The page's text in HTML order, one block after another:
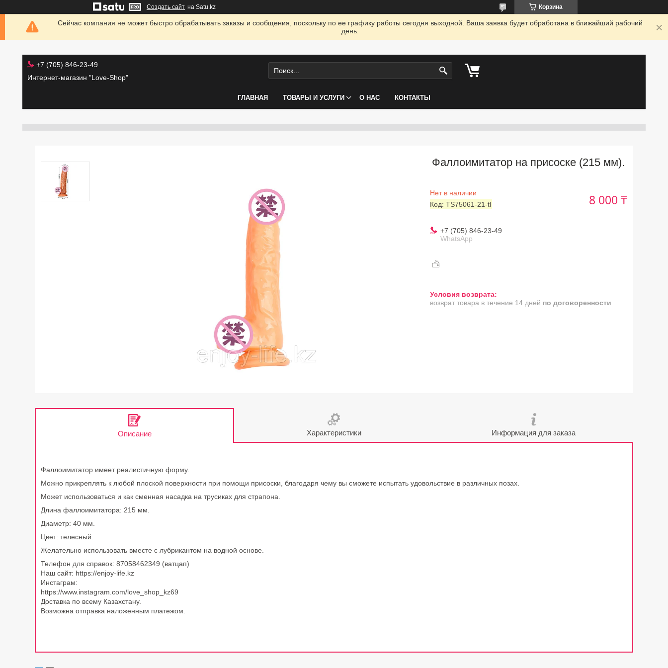
Создать сайт на Satu.kz Корзина
Сейчас компания не может быстро обрабатывать заказы и сообщения, поскольку по ее графику работы сегодня выходной. Ваша заявка будет обработана в ближайший рабочий
день.
+7 (705) 846-23-49
Интернет-магазин "Love-Shop"
ГЛАВНАЯ ТОВАРЫ И УСЛУГИ О НАС КОНТАКТЫ
Фаллоимитатор на присоске (215 мм).
Нет в наличии
Код: TS75061-21-tl 8 000 ₸
+7 (705) 846-23-49
WhatsApp
возврат товара в течение 14 дней по договоренности
Описание Характеристики Информация для заказа
Фаллоимитатор имеет реалистичную форму.
Можно прикреплять к любой плоской поверхности при помощи присоски, благодаря чему вы сможете испытать удовольствие в различных позах.
Может использоваться и как сменная насадка на трусиках для страпона.
Длина фаллоимитатора: 215 мм.
Диаметр: 40 мм.
Цвет: телесный.
Желательно использовать вместе с лубрикантом на водной основе.
Телефон для справок: 87058462349 (ватцап)
Наш сайт: https://enjoy-life.kz
Инстаграм:
https://www.instagram.com/love_shop_kz69
Доставка по всему Казахстану.
Возможна отправка наложенным платежом.